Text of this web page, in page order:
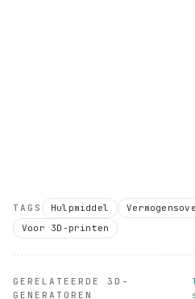
TAGS Hulpmiddel
Voor 3D-printen
GERELATEERDE 3D-
GENERATOREN